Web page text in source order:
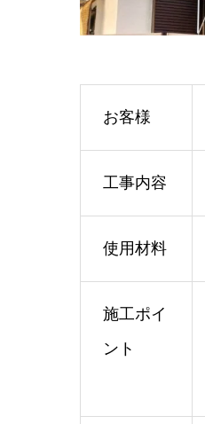
お客様
工事内容
使用材料
施工ポイ
ント